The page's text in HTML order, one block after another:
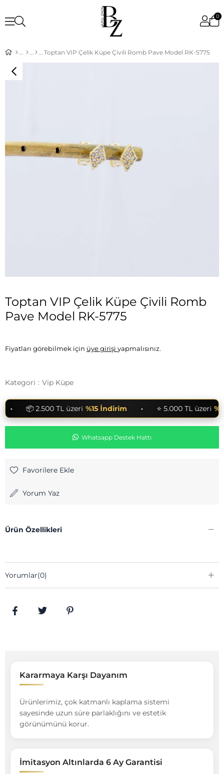
0
Toptan VIP Çelik Küpe Çivili Romb Pave Model RK-5775
Toptan VIP Çelik Küpe Çivili Romb
Pave Model RK-5775
Fiyatları görebilmek için üye girişi yapmalısınız.
Kategori : Vip Küpe
📦 2.500 TL üzeri %15 İndirim ⭐ 5.000 TL üzeri %25
Whatsapp Destek Hattı
Favorilere Ekle
Yorum Yaz
Ürün Özellikleri
Yorumlar(0)
Kararmaya Karşı Dayanım
Ürünlerimiz, çok katmanlı kaplama sistemi
sayesinde uzun süre parlaklığını ve estetik
görünümünü korur.
İmitasyon Altınlarda 6 Ay Garantisi